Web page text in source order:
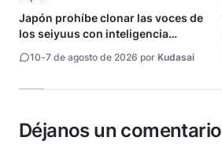
Japón prohíbe clonar las voces de
los seiyuus con inteligencia
10-7 de agosto de 2026 por Kudasai
Déjanos un comentario